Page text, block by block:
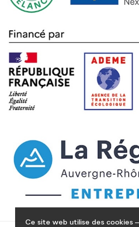
Ce site web utilise des cookies